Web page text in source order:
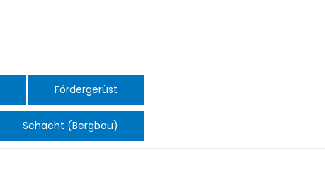
Fördergerüst
Schacht (Bergbau)